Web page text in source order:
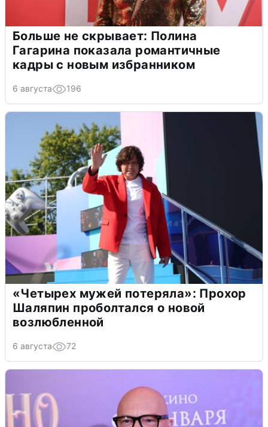
Больше не скрывает: Полина
Гагарина показала романтичные
кадры с новым избранником
6 августа 196
«Четырех мужей потеряла»: Прохор
Шаляпин проболтался о новой
возлюбленной
6 августа 72